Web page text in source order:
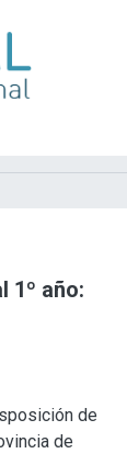
1º año:
de
de